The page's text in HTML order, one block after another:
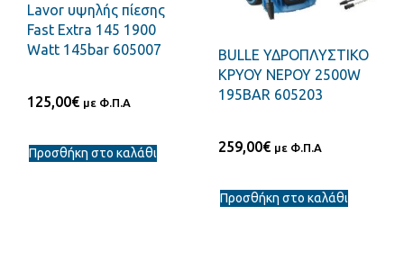
Lavor υψηλής πίεσης
Fast Extra 145 1900
Watt 145bar 605007
125,00€ με Φ.Π.Α
Προσθήκη στο καλάθι
BULLE ΥΔΡΟΠΛΥΣΤΙΚΟ
ΚΡΥΟΥ ΝΕΡΟΥ 2500W
195BAR 605203
259,00€ με Φ.Π.Α
Προσθήκη στο καλάθι